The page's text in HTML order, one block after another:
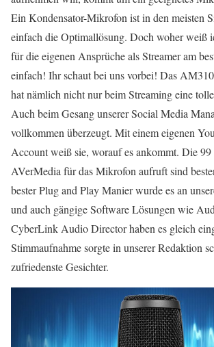
Ein Kondensator-Mikrofon ist in den meisten
einfach die Optimallösung. Doch woher weiß
für die eigenen Ansprüche als Streamer am
einfach! Ihr schaut bei uns vorbei! Das
hat nämlich nicht nur beim Streaming eine
Auch beim Gesang unserer Social Media
vollkommen überzeugt. Mit einem eigenen
Account weiß sie, worauf es ankommt. Die
AVerMedia für das Mikrofon aufruft sind
bester Plug and Play Manier wurde es an
und auch gängige Software Lösungen wie
CyberLink Audio Director haben es gleich
Stimmaufnahme sorgte in unserer Redaktion
zufriedenste Gesichter.